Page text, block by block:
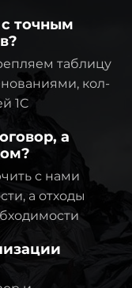
точным
таблицу
кол-
1C
а
с нами
а отходы